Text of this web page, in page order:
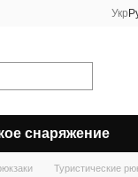
Укр
снаряжение
Туристические